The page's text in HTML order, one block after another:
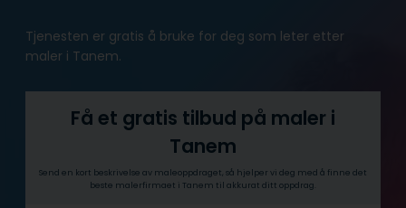
Tjenesten er gratis å bruke for deg som leter etter
maler i Tanem.
Få et gratis tilbud på maler i
Tanem
Send en kort beskrivelse av maleoppdraget, så hjelper vi deg med å finne det
beste malerfirmaet i Tanem til akkurat ditt oppdrag.